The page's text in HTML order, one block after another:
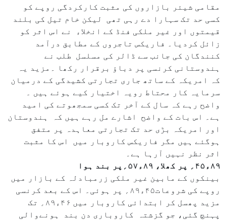
مقامی شیئر بازاروں کی مثبت کارکردگی روپے کو
کسی حد تک سہارا دے رہی تھی لیکن خام تیل کی بلند
قیمتوں اور غیر ملکی فنڈ کے انخلاء نے اس اثر کو
زائل کردیا۔ فاریکس تاجروں کے مطابق درآمد
کنندگان کی جانب سے ڈالر کی مسلسل طلب نے
ہندوستانی کرنسی پر دباؤ برقرار رکھا ۔مزید یہ
کہ امریکہ کے ساتھ جاری تجارتی کشیدگی کے درمیان
سرمایہ کار محتاط رویہ اختیار کیے ہوئے ہیں ۔
واضح رہے کہ سال کے آخر تک کسی سمجھوتے کی امید
ہے۔ اس بات کے واضح اشارے مل رہے ہیں کہ ہندوستان
اور امریکہ بڑی حد تک تجارتی معاہدہ پر متفق
ہوگئے ہیں مگر فاریکس کاروبار میں اس کا مثبت
اثر نظر نہیں آرہا ہے۔
۸۹ء۴۵؍ پر کھلا، ۸۹ء۵۷؍پر بند ہوا
بینکوں کے مابین غیر ملکی زرمبادلہ کے بازار میں
روپے کی شروعات۴۵ء۸۹؍ پر ہوئی۔ اس کے بعد کرنسی
مزید پھسل کر ابتدائی کاروبار میں ۴۶ء۸۹؍ تک
پہنچ گئی، جو گزشتہ کاروباری دن بند ہونےوالی